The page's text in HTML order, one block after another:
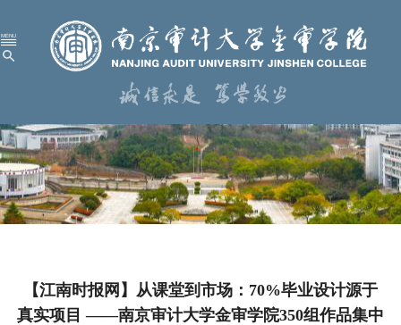
学校概况
机构设置
人才培养
招生就业
【江南时报网】从课堂到市场：70%毕业设计源于
真实项目 ——南京审计大学金审学院350组作品集中